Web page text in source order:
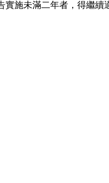
施未滿二年者，得繼續